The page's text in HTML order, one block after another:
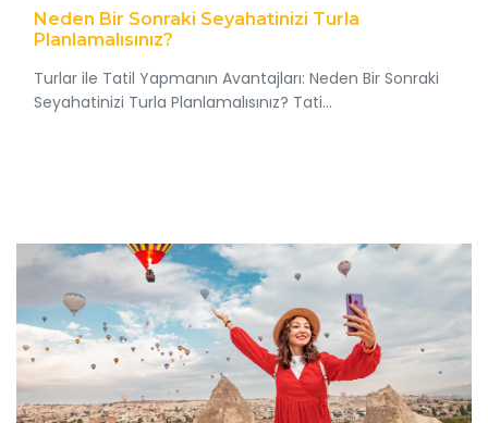
Neden Bir Sonraki Seyahatinizi Turla
Planlamalısınız?
Turlar ile Tatil Yapmanın Avantajları: Neden Bir Sonraki
Seyahatinizi Turla Planlamalısınız? Tati...